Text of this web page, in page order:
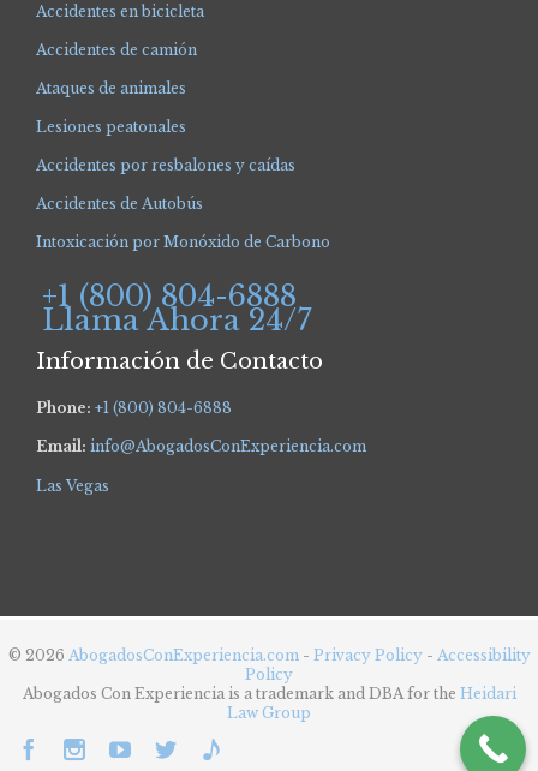
Accidentes en bicicleta
Accidentes de camión
Ataques de animales
Lesiones peatonales
Accidentes por resbalones y caídas
Accidentes de Autobús
Intoxicación por Monóxido de Carbono
+1 (800) 804-6888
Llama Ahora 24/7
Información de Contacto
Phone: +1 (800) 804-6888
Email: info@AbogadosConExperiencia.com
Las Vegas
© 2026 AbogadosConExperiencia.com - Privacy Policy - Accessibility
Policy
Abogados Con Experiencia is a trademark and DBA for the Heidari
Law Group
    